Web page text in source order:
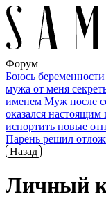
Форум
Боюсь
мужа от меня
именем Муж после
оказался
испортить новые
Парень решил
Назад
Личный